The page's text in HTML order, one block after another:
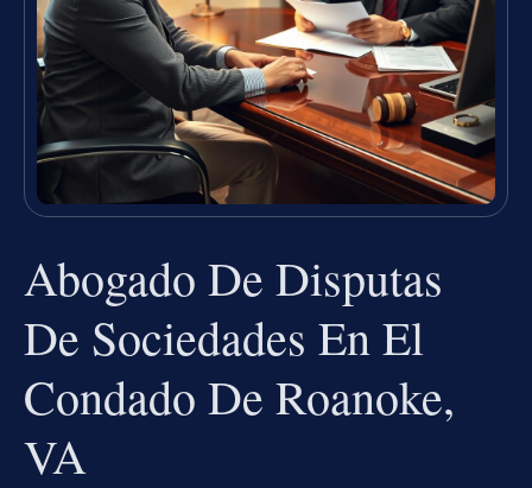
Abogado De Disputas
De Sociedades En El
Condado De Roanoke,
VA